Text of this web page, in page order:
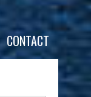
CONTACT